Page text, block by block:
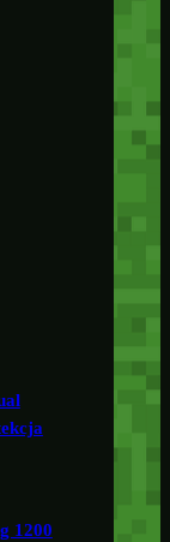
1200